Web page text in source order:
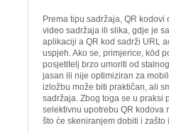
Prema tipu sadržaja, QR
video sadržaja ili slika, gdje je
aplikaciji a QR kod sadrži URL
uspjeh. Ako se, primjerice, kōd
posjetitelj brzo umoriti od
jasan ili nije optimiziran za
izložbu može biti praktičan, ali
sadržaja. Zbog toga se u praksi
selektivnu upotrebu QR kodova
što će skeniranjem dobiti i zašto